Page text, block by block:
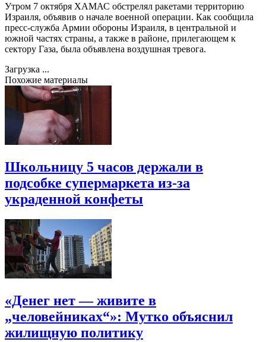
Утром 7 октября ХАМАС обстрелял ракетами территорию
Израиля, объявив о начале военной операции. Как сообщила
пресс-служба Армии обороны Израиля, в центральной и
южной частях страны, а также в районе, прилегающем к
сектору Газа, была объявлена воздушная тревога.
Загрузка ...
Похожие материалы
Школьницу 5 часов держали в
подсобке супермаркета из-за
украденной конфеты
«Денег нет — живите в
„человейниках“»: Мутко объяснил
жилищную политику